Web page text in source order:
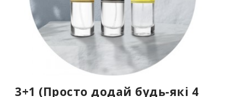
3+1 (Просто додай будь-які 4